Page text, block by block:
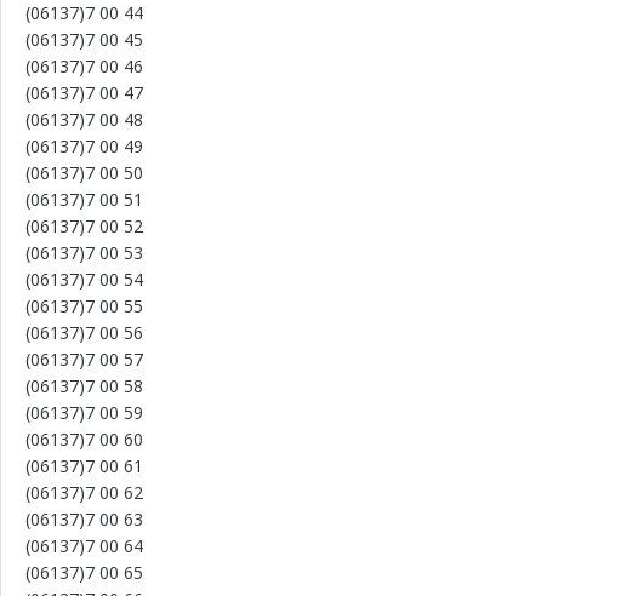
(06137)7 00 44
(06137)7 00 45
(06137)7 00 46
(06137)7 00 47
(06137)7 00 48
(06137)7 00 49
(06137)7 00 50
(06137)7 00 51
(06137)7 00 52
(06137)7 00 53
(06137)7 00 54
(06137)7 00 55
(06137)7 00 56
(06137)7 00 57
(06137)7 00 58
(06137)7 00 59
(06137)7 00 60
(06137)7 00 61
(06137)7 00 62
(06137)7 00 63
(06137)7 00 64
(06137)7 00 65